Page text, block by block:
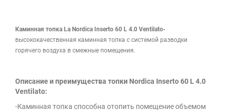
Каминная топка La Nordica Inserto 60 L 4.0 Ventilato-
высококачественная каминная топка с системой разводки
горячего воздуха в смежные помещения.
Описание и преимущества топки Nordica Inserto 60 L 4.0
Ventilato:
-Каминная топка способна отопить помещение объемом